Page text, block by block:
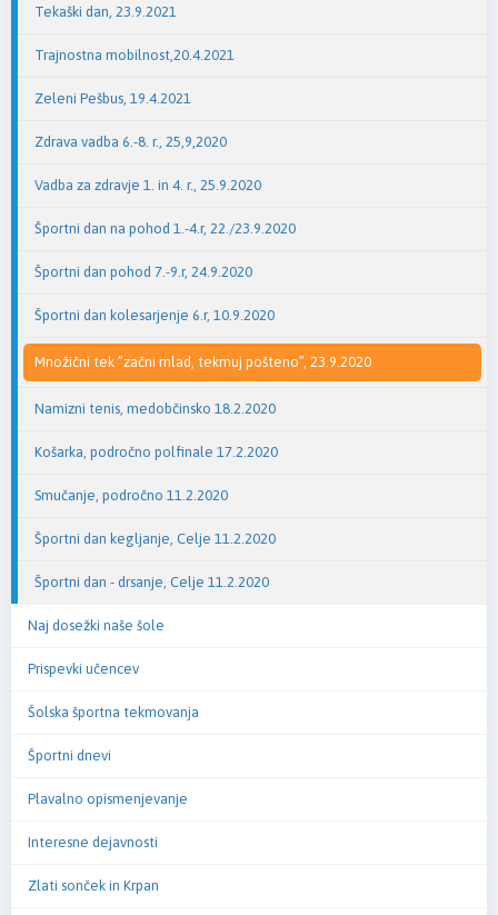
Tekaški dan, 23.9.2021
Trajnostna mobilnost,20.4.2021
Zeleni Pešbus, 19.4.2021
Zdrava vadba 6.-8. r., 25,9,2020
Vadba za zdravje 1. in 4. r., 25.9.2020
Športni dan na pohod 1.-4.r, 22./23.9.2020
Športni dan pohod 7.-9.r, 24.9.2020
Športni dan kolesarjenje 6.r, 10.9.2020
Množični tek ”začni mlad, tekmuj pošteno”, 23.9.2020
Namizni tenis, medobčinsko 18.2.2020
Košarka, področno polfinale 17.2.2020
Smučanje, področno 11.2.2020
Športni dan kegljanje, Celje 11.2.2020
Športni dan - drsanje, Celje 11.2.2020
Naj dosežki naše šole
Prispevki učencev
Šolska športna tekmovanja
Športni dnevi
Plavalno opismenjevanje
Interesne dejavnosti
Zlati sonček in Krpan